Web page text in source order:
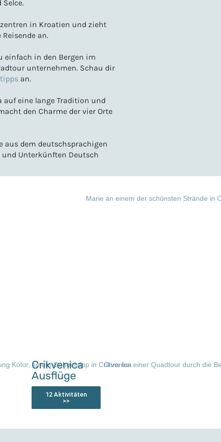
in Kroatien und zieht
an.
einfach in den Bergen im
unternehmen. Schau dir
an.
eine lange Tradition und
den Charme der vier Orte
aus dem deutschsprachigen
Unterkünften Deutsch
Crikvenica
Ausflüge
12 Aktivitäten
>>